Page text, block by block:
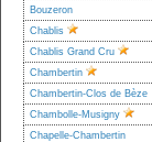
Bouzeron
Chablis
Chablis Grand Cru
Chambertin
Chambertin-Clos de Bèze
Chambolle-Musigny
Chapelle-Chambertin